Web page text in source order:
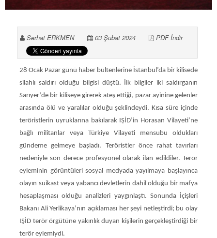
Serhat ERKMEN 03 Şubat 2024 PDF İndir
28 Ocak Pazar günü haber bültenlerine İstanbul’da bir kilisede
silahlı saldırı olduğu bilgisi düştü. İlk bilgiler iki saldırganın
Sarıyer’de bir kiliseye girerek ateş ettiği, pazar ayinine gelenler
arasında ölü ve yaralılar olduğu şeklindeydi. Kısa süre içinde
teröristlerin uyruklarına bakılarak IŞİD’in Horasan Vilayeti’ne
bağlı militanlar veya Türkiye Vilayeti mensubu oldukları
gündeme gelmeye başladı. Teröristler önce rahat tavırları
nedeniyle son derece profesyonel olarak ilan edildiler. Terör
eyleminin görüntüleri sosyal medyada yayılmaya başlayınca
olayın suikast veya yabancı devletlerin dahil olduğu bir mafya
hesaplaşması olduğu analizleri yaygınlaştı. Sonunda İçişleri
Bakanı Ali Yerlikaya’nın açıklaması her şeyi netleştirdi; bu olay
IŞİD terör örgütüne yakınlık duyan kişilerin gerçekleştirdiği bir
terör eylemiydi.